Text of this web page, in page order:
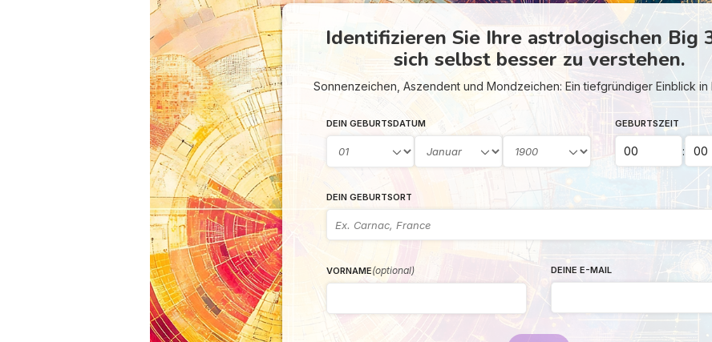
Identifizieren Sie Ihre astrologischen Big
sich selbst besser zu verstehen.
Sonnenzeichen, Aszendent und Mondzeichen: Ein tiefgründiger Einblick in
DEIN GEBURTSDATUM GEBURTSZEIT
:
DEIN GEBURTSORT
VORNAME(optional) DEINE E-MAIL